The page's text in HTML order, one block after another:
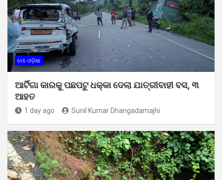
ମୋ ଓଡ଼ିଶା
ଆର୍ଟିଗା କାରକୁ ପଛପଟୁ ଧକ୍କା ଦେଲା ଯାତ୍ରୀବାହୀ ବସ, ୩
ଆହତ
1 day ago Sunil Kumar Dhangadamajhi